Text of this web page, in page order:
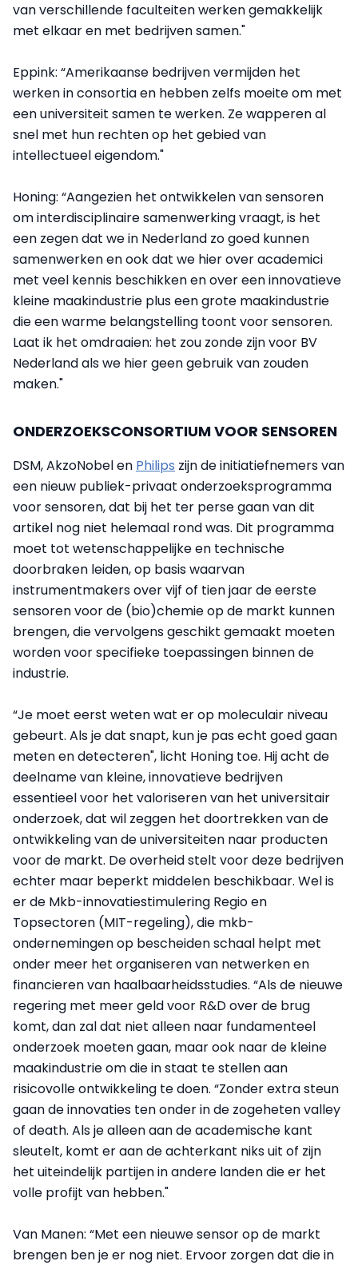
van verschillende faculteiten werken gemakkelijk
met elkaar en met bedrijven samen."
Eppink: “Amerikaanse bedrijven vermijden het
werken in consortia en hebben zelfs moeite om met
een universiteit samen te werken. Ze wapperen al
snel met hun rechten op het gebied van
intellectueel eigendom."
Honing: “Aangezien het ontwikkelen van sensoren
om interdisciplinaire samenwerking vraagt, is het
een zegen dat we in Nederland zo goed kunnen
samenwerken en ook dat we hier over academici
met veel kennis beschikken en over een innovatieve
kleine maakindustrie plus een grote maakindustrie
die een warme belangstelling toont voor sensoren.
Laat ik het omdraaien: het zou zonde zijn voor BV
Nederland als we hier geen gebruik van zouden
maken."
ONDERZOEKSCONSORTIUM VOOR SENSOREN
DSM, AkzoNobel en Philips zijn de initiatiefnemers van
een nieuw publiek-privaat onderzoeksprogramma
voor sensoren, dat bij het ter perse gaan van dit
artikel nog niet helemaal rond was. Dit programma
moet tot wetenschappelijke en technische
doorbraken leiden, op basis waarvan
instrumentmakers over vijf of tien jaar de eerste
sensoren voor de (bio)chemie op de markt kunnen
brengen, die vervolgens geschikt gemaakt moeten
worden voor specifieke toepassingen binnen de
industrie.
“Je moet eerst weten wat er op moleculair niveau
gebeurt. Als je dat snapt, kun je pas echt goed gaan
meten en detecteren", licht Honing toe. Hij acht de
deelname van kleine, innovatieve bedrijven
essentieel voor het valoriseren van het universitair
onderzoek, dat wil zeggen het doortrekken van de
ontwikkeling van de universiteiten naar producten
voor de markt. De overheid stelt voor deze bedrijven
echter maar beperkt middelen beschikbaar. Wel is
er de Mkb-innovatiestimulering Regio en
Topsectoren (MIT-regeling), die mkb-
ondernemingen op bescheiden schaal helpt met
onder meer het organiseren van netwerken en
financieren van haalbaarheidsstudies. “Als de nieuwe
regering met meer geld voor R&D over de brug
komt, dan zal dat niet alleen naar fundamenteel
onderzoek moeten gaan, maar ook naar de kleine
maakindustrie om die in staat te stellen aan
risicovolle ontwikkeling te doen. “Zonder extra steun
gaan de innovaties ten onder in de zogeheten valley
of death. Als je alleen aan de academische kant
sleutelt, komt er aan de achterkant niks uit of zijn
het uiteindelijk partijen in andere landen die er het
volle profijt van hebben."
Van Manen: “Met een nieuwe sensor op de markt
brengen ben je er nog niet. Ervoor zorgen dat die in